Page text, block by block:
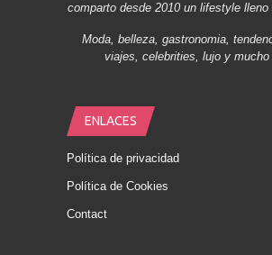
comparto desde 2010 un lifestyle lleno
Moda, belleza, gastronomia,
viajes, celebrities, lujo y mucho
ENLACES
Política de privacidad
Política de Cookies
Contact